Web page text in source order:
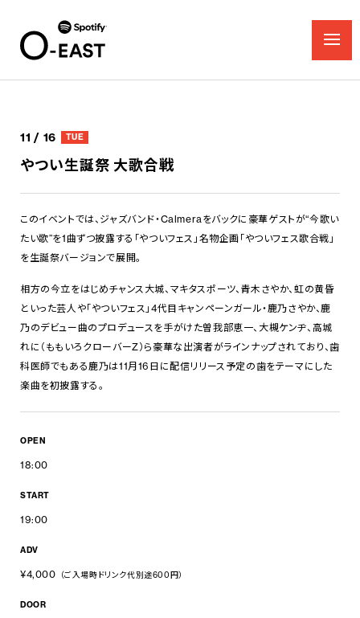
11 / 16 TUE
やつい生誕祭 大歌合戦
このイベントでは、ジャズバンド・Calmeraをバックに豪華ゲストが“今歌い
たい歌”を1曲ずつ披露する「やついフェス」名物企画「やついフェス歌合戦」
を生誕祭バージョンで展開。
相方の今立をはじめチャンス大城、 マキタスポーツ、 青木さやか、虹の黄昏
といった芸人や「やついフェス」4代目キャンペーンガール・鹿乃さやか、鹿
乃のデビュー曲のプロデュースを手がけた曽我部恵一、 大槻ケンヂ、 高城
れに（ ももいろクローバーZ）ら豪華な出演者がラインナップされており、歯
科医師でもある鹿乃は11月16日に配信リリース予定の歯をテーマにした
楽曲を初披露する。
OPEN
18:00
START
19:00
ADV
¥4,000 （ご入場時ドリンク代別途600円）
DOOR